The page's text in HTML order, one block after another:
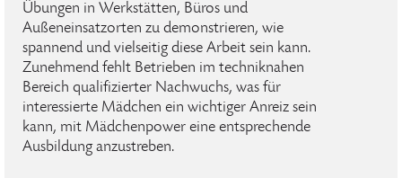
Übungen in Werkstätten, Büros und
Außeneinsatzorten zu demonstrieren, wie
spannend und vielseitig diese Arbeit sein kann.
Zunehmend fehlt Betrieben im techniknahen
Bereich qualifizierter Nachwuchs, was für
interessierte Mädchen ein wichtiger Anreiz sein
kann, mit Mädchenpower eine entsprechende
Ausbildung anzustreben.